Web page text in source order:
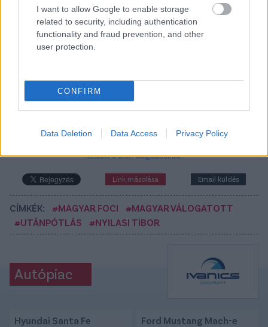
I want to allow Google to enable storage
related to security, including authentication
functionality and fraud prevention, and other
user protection.
CONFIRM
Data Deletion Data Access Privacy Policy
kapitányok mellett a Nyugat-Európában már
bizonyított korosztály tagjaival erősödik a
szövetség.
Itt állíthatod be, hogy a Csakfoci az elsők
Tetszett a cikk? Megosztanád?
Link másolása Email küldés
CÍMKÉK: #MAGYAR FOCI
#MAGYAR VÁLOGATOTT
#UTÁNPÓTLÁS
#NYILASI TIBOR
Autópiac
Hyundai Santa Fe Ford Mustang Mach-e